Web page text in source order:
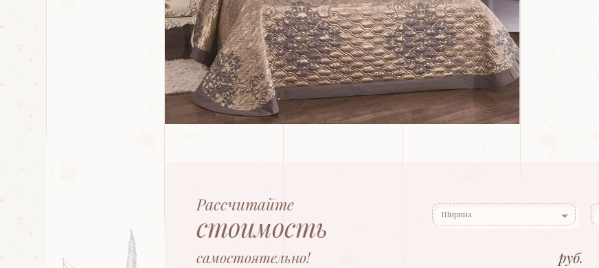
Рассчитайте
стоимость
самостоятельно!
Ширина
руб.